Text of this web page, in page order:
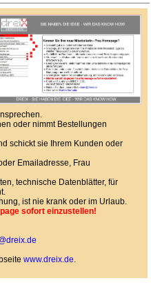
oder nimmt Bestellungen
schickt sie Ihrem Kunden oder
Emailadresse, Frau
technische Datenblätter, für
ist nie krank oder im Urlaub.
sofort einzustellen!
www.dreix.de.